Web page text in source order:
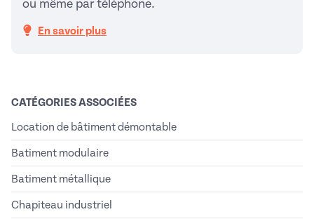
ou même par téléphone.
En savoir plus
CATÉGORIES ASSOCIÉES
Location de bâtiment démontable
Batiment modulaire
Batiment métallique
Chapiteau industriel